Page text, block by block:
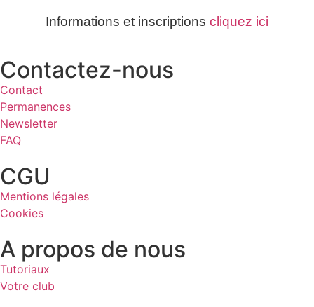
Informations et inscriptions cliquez ici
Contactez-nous
Contact
Permanences
Newsletter
FAQ
CGU
Mentions légales
Cookies
A propos de nous
Tutoriaux
Votre club